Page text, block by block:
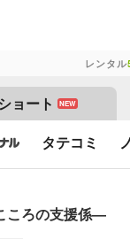
レンタル
ョート NEW
タテコミ
ころの支援係―